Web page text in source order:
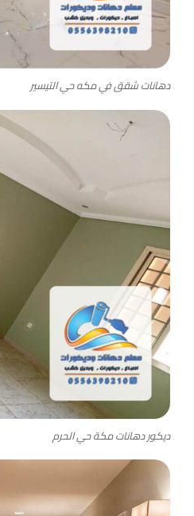
دهانات شقق في مكه حي التيسير
ديكور دهانات مكة حي الحرم